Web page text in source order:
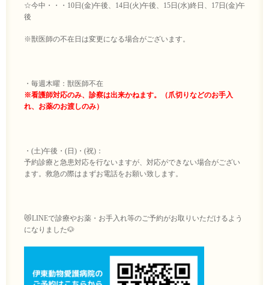
☆今中・・・10日(金)午後、14日(火)午後、15日(水)終日、17日(金)午
後
※獣医師の不在日は変更になる場合がございます。
・毎週木曜：獣医師不在
※看護師対応のみ、診察は出来かねます。（爪切りなどのお手入
れ、お薬のお渡しのみ）
・(土)午後・(日)・(祝)：
予約診療と急患対応を行ないますが、対応ができない場合がござい
ます。救急の際はまずお電話をお願い致します。
😻LINEで診療やお薬・お手入れ等のご予約がお取りいただけるよう
になりました🐶